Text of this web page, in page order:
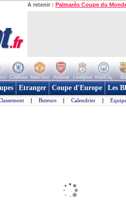
A retenir : Palmarès Coupe du
Chelsea Man Utd Arsenal Liverpool ManCity
Etranger Coupe d'Europe Les
| Buteurs | Calendrier |